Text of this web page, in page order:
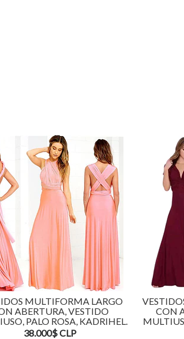
VESTIDOS MULTIFORMA LARGO
CON ABERTURA, VESTIDO
MULTIUSO, BURDEO, KADRIHEL.
38.000$ CLP